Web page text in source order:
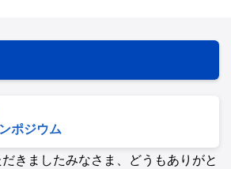
ポジウム
きましたみなさま、どうもありがと